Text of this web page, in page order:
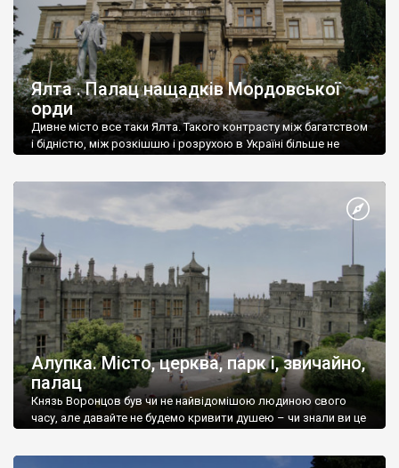
Ялта . Палац нащадків Мордовської
орди
Дивне місто все таки Ялта. Такого контрасту між багатством
і бідністю, між розкішшю і розрухою в Україні більше не
Алупка. Місто, церква, парк і, звичайно,
палац
Князь Воронцов був чи не найвідомішою людиною свого
часу, але давайте не будемо кривити душею – чи знали ви це